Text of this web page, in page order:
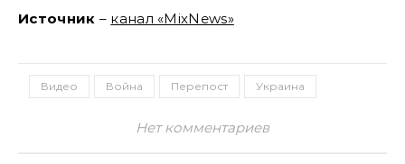
Источник – канал «MixNews»
Видео Война Перепост Украина
Нет комментариев